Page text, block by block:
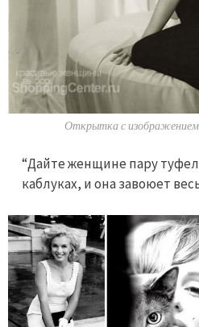
Открытка с
“Дайте женщине пару
каблуках, и она завоюет